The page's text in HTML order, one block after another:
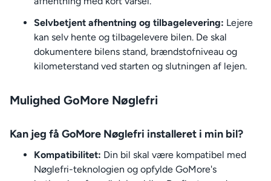
Selvbetjent afhentning og tilbagelevering: Lejere
kan selv hente og tilbagelevere bilen. De skal
dokumentere bilens stand, brændstofniveau og
kilometerstand ved starten og slutningen af lejen.
Mulighed GoMore Nøglefri
Kan jeg få GoMore Nøglefri installeret i min bil?
Kompatibilitet: Din bil skal være kompatibel med
Nøglefri-teknologien og opfylde GoMore's